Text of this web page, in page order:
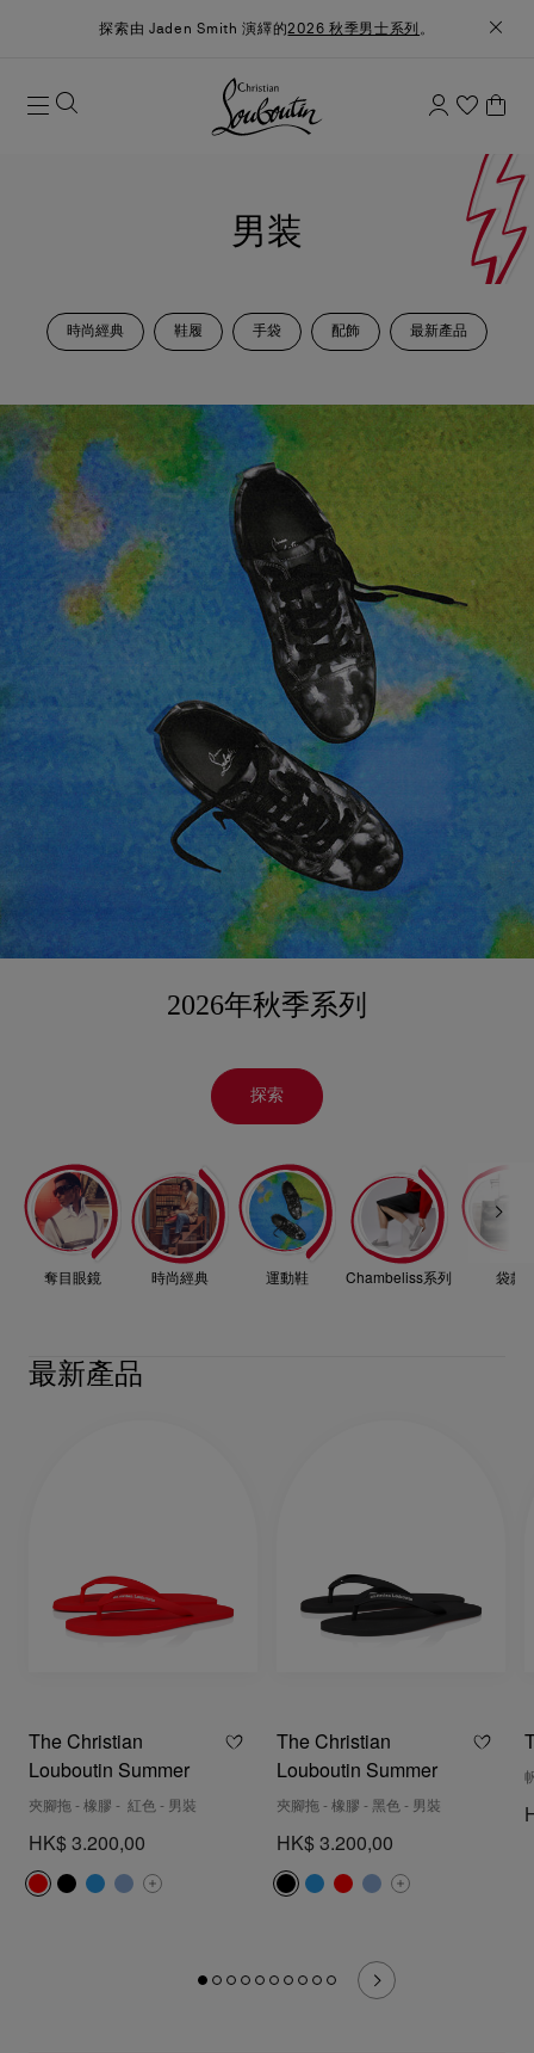
探索由 Jaden Smith 演繹的2026 秋季男士系列 。
男装
時尚經典 鞋履 手袋 配飾 最新產品
2026年秋季系列
探索
奪目眼鏡 時尚經典 運動鞋 Chambeliss系列 袋款
最新產品
The Christian
Louboutin Summer
夾腳拖 - 橡膠 - 紅色 - 男裝
HK$ 3.200,00
The Christian
Louboutin Summer
夾腳拖 - 橡膠 - 黑色 - 男裝
HK$ 3.200,00